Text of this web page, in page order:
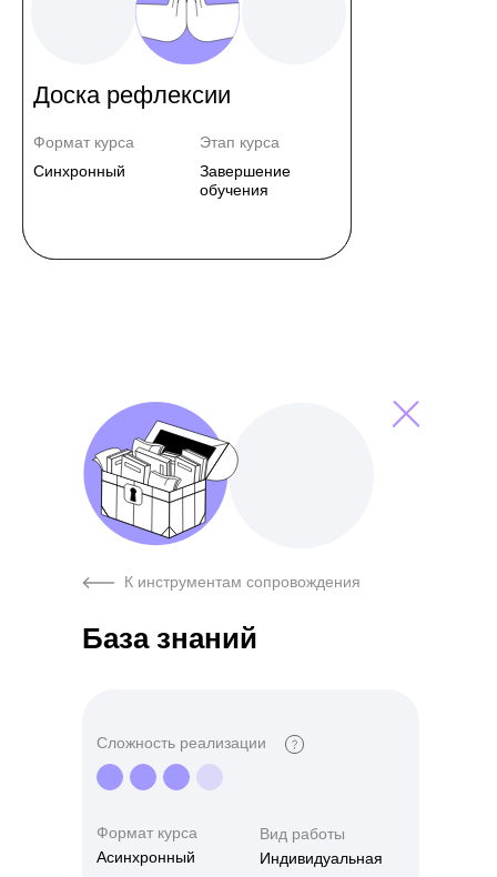
Этап курса
Формат курса
Синхронный
Завершение
обучения
Доска рефлексии
Этап курса
Формат курса
Асинхронный
Карта курса
Этап курса
Формат курса
Асинхронный
Начало обучения
Этап курса
Формат курса
Асинхронный,
Стена комментариев
Этап курса
Формат курса
Встреча с экспертом
Сложность реализации
Вид работы
Индивидуальная
Формат курса
Асинхронный
База знаний
К инструментам сопровождения